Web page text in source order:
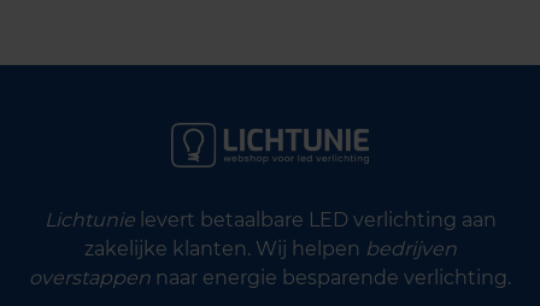
Lichtunielevert betaalbare LED verlichting aan
zakelijke klanten. Wij helpen bedrijven
overstappen naar energie besparende verlichting.